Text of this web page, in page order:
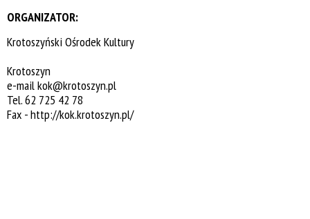
ORGANIZATOR:
Krotoszyński Ośrodek Kultury
Krotoszyn
e-mailkok@krotoszyn.pl
Tel. 62 725 42 78
Fax -http://kok.krotoszyn.pl/